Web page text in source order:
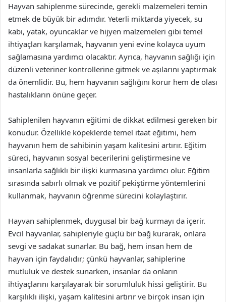
Hayvan sahiplenme sürecinde, gerekli malzemeleri temin
etmek de büyük bir adımdır. Yeterli miktarda yiyecek, su
kabı, yatak, oyuncaklar ve hijyen malzemeleri gibi temel
ihtiyaçları karşılamak, hayvanın yeni evine kolayca uyum
sağlamasına yardımcı olacaktır. Ayrıca, hayvanın sağlığı için
düzenli veteriner kontrollerine gitmek ve aşılarını yaptırmak
da önemlidir. Bu, hem hayvanın sağlığını korur hem de olası
hastalıkların önüne geçer.
Sahiplenilen hayvanın eğitimi de dikkat edilmesi gereken bir
konudur. Özellikle köpeklerde temel itaat eğitimi, hem
hayvanın hem de sahibinin yaşam kalitesini artırır. Eğitim
süreci, hayvanın sosyal becerilerini geliştirmesine ve
insanlarla sağlıklı bir ilişki kurmasına yardımcı olur. Eğitim
sırasında sabırlı olmak ve pozitif pekiştirme yöntemlerini
kullanmak, hayvanın öğrenme sürecini kolaylaştırır.
Hayvan sahiplenmek, duygusal bir bağ kurmayı da içerir.
Evcil hayvanlar, sahipleriyle güçlü bir bağ kurarak, onlara
sevgi ve sadakat sunarlar. Bu bağ, hem insan hem de
hayvan için faydalıdır; çünkü hayvanlar, sahiplerine
mutluluk ve destek sunarken, insanlar da onların
ihtiyaçlarını karşılayarak bir sorumluluk hissi geliştirir. Bu
karşılıklı ilişki, yaşam kalitesini artırır ve birçok insan için